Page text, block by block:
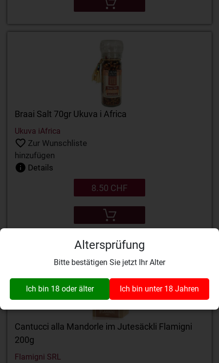
Altersprüfung
Bitte bestätigen Sie jetzt Ihr Alter
Ich bin 18 oder älter Ich bin unter 18 Jahren
Braai Salt 70gr Ukuva i Africa
Ukuva iAfrica
Zur Wunschliste
hinzufügen
Details
8.50 CHF
Cantucci alla Mandorle im Jutesäckli Flamigni
200g
Flamigni SRL